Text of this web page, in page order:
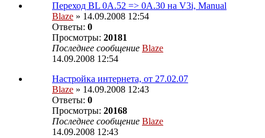
Переход BL 0A.52 => 0A.30 на V3i, Manual
Blaze » 14.09.2008 12:54
Ответы: 0
Просмотры: 20181
Последнее сообщение Blaze
14.09.2008 12:54
Настройка интернета, от 27.02.07
Blaze » 14.09.2008 12:43
Ответы: 0
Просмотры: 20168
Последнее сообщение Blaze
14.09.2008 12:43